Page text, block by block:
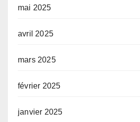
mai 2025
avril 2025
mars 2025
février 2025
janvier 2025